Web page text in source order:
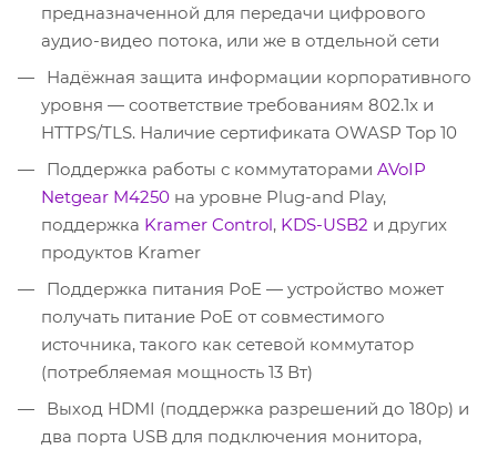
предназначенной для передачи цифрового
аудио-видео потока, или же в отдельной сети
Надёжная защита информации корпоративного
уровня — соответствие требованиям 802.1x и
HTTPS/TLS. Наличие сертификата OWASP Top 10
Поддержка работы с коммутаторами AVoIP
Netgear M4250 на уровне Plug-and Play,
поддержка Kramer Control, KDS-USB2 и других
продуктов Kramer
Поддержка питания PoE — устройство может
получать питание PoE от совместимого
источника, такого как сетевой коммутатор
(потребляемая мощность 13 Вт)
Выход HDMI (поддержка разрешений до 180p) и
два порта USB для подключения монитора,